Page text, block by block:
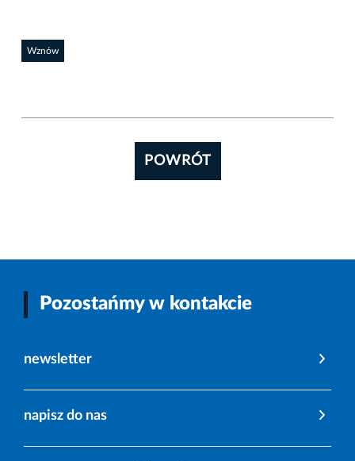
Wznów
POWRÓT
Pozostańmy w kontakcie
newsletter
napisz do nas